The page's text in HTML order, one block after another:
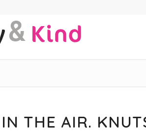
THE AIR.